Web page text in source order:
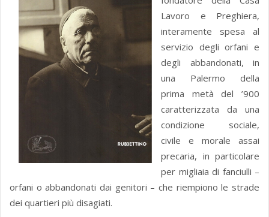
Lavoro e Preghiera,
interamente spesa al
servizio degli orfani e
degli abbandonati, in
una Palermo della
prima metà del ’900
caratterizzata da una
condizione sociale,
civile e morale assai
precaria, in particolare
per migliaia di fanciulli –
orfani o abbandonati dai genitori – che riempiono le strade
dei quartieri più disagiati.